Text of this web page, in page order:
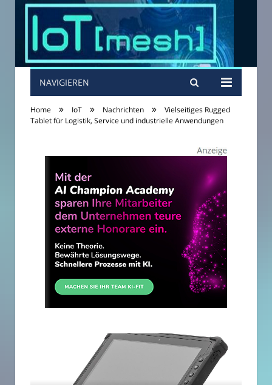
NAVIGIEREN
Home » IoT » Nachrichten »
Vielseitiges Rugged
Tablet für Logistik, Service und industrielle Anwendungen